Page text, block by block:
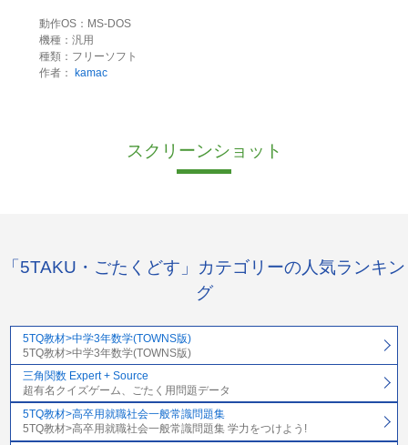
動作OS：MS-DOS
機種：汎用
種類：フリーソフト
作者：
kamac
スクリーンショット
「5TAKU・ごたくどす」カテゴリーの人気ランキン
グ
5TQ教材>中学3年数学(TOWNS版)
5TQ教材>中学3年数学(TOWNS版)
三角関数 Expert + Source
超有名クイズゲーム、ごたく用問題データ
5TQ教材>高卒用就職社会一般常識問題集
5TQ教材>高卒用就職社会一般常識問題集 学力をつけよう!